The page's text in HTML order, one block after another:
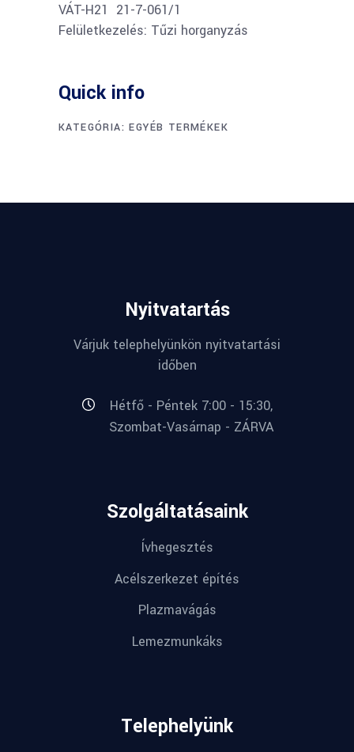
VÁT-H21 21-7-061/1
Felületkezelés: Tűzi horganyzás
Quick info
KATEGÓRIA:EGYÉB TERMÉKEK
Nyitvatartás
Várjuk telephelyünkön nyitvatartási
időben
Hétfő - Péntek 7:00 - 15:30,
Szombat-Vasárnap - ZÁRVA
Szolgáltatásaink
Ívhegesztés
Acélszerkezet építés
Plazmavágás
Lemezmunkáks
Telephelyünk